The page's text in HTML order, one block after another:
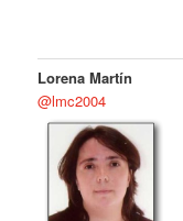
Lorena Martín
@lmc2004